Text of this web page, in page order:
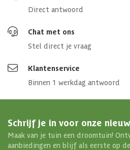
Direct antwoord
Chat met ons
Stel direct je vraag
Klantenservice
Binnen 1 werkdag antwoord
Schrijf je in voor onze
Maak van je tuin een droomtuin!
aanbiedingen en blijf als eerste op